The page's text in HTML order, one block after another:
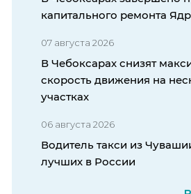
капитального ремонта
07 августа 2026
В Чебоксарах снизят
скорость движения на
участках
06 августа 2026
Водитель такси из
лучших в России